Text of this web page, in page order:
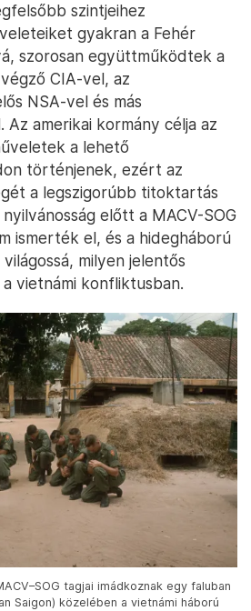
szintjeihez
gyakran a Fehér
szorosan együttműködtek a
CIA-vel, az
NSA-vel és más
amerikai kormány célja az
a lehető
történjenek, ezért az
a legszigorúbb titoktartás
előtt a MACV-SOG
ismerték el, és a hidegháború
milyen jelentős
vietnámi konfliktusban.
tagjai imádkoznak egy faluban
Saigon) közelében a vietnámi háború